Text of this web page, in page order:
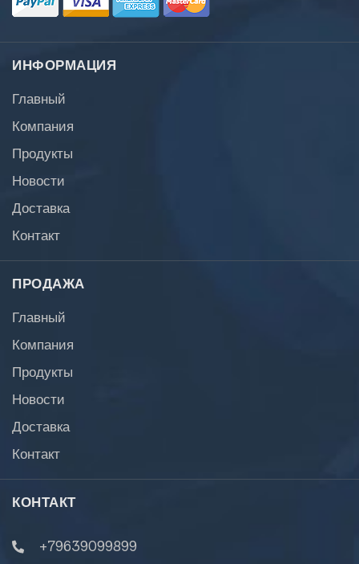
ИНФОРМАЦИЯ
Главный
Компания
Продукты
Новости
Доставка
Контакт
ПРОДАЖА
Главный
Компания
Продукты
Новости
Доставка
Контакт
КОНТАКТ
+79639099899